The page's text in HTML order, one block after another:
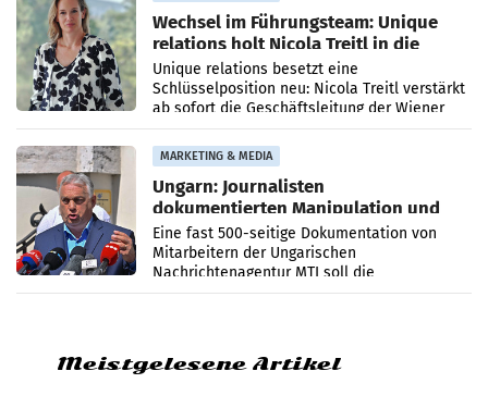
Wechsel im Führungsteam: Unique
relations holt Nicola Treitl in die
Geschäftsleitung
Unique relations besetzt eine
Schlüsselposition neu: Nicola Treitl verstärkt
ab sofort die Geschäftsleitung der Wiener
PR-Agentur an der Seite von Josef Kalina und
Anna Kalina-Mahr.
MARKETING & MEDIA
Ungarn: Journalisten
dokumentierten Manipulation und
Zensur
Eine fast 500-seitige Dokumentation von
Mitarbeitern der Ungarischen
Nachrichtenagentur MTI soll die
systematische Nachrichten-Manipulation und
Meistgelesene Artikel